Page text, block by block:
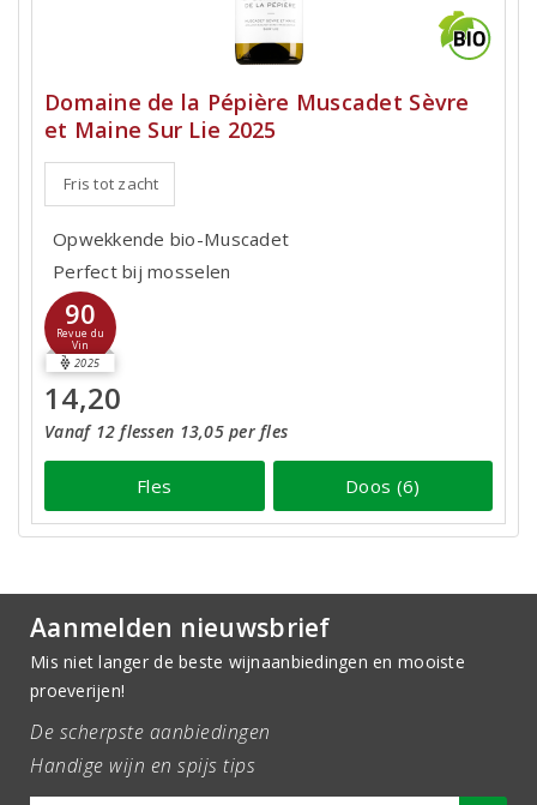
Domaine de la Pépière Muscadet Sèvre
et Maine Sur Lie 2025
Fris tot zacht
Opwekkende bio-Muscadet
Perfect bij mosselen
90
Revue du
Vin
2025
14,20
Vanaf 12 flessen 13,05 per fles
Fles Doos (6)
Aanmelden nieuwsbrief
Mis niet langer de beste wijnaanbiedingen en mooiste
proeverijen!
De scherpste aanbiedingen
Handige wijn en spijs tips